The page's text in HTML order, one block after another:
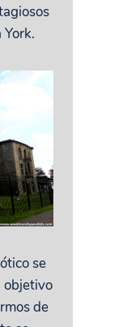
se
objetivo
de